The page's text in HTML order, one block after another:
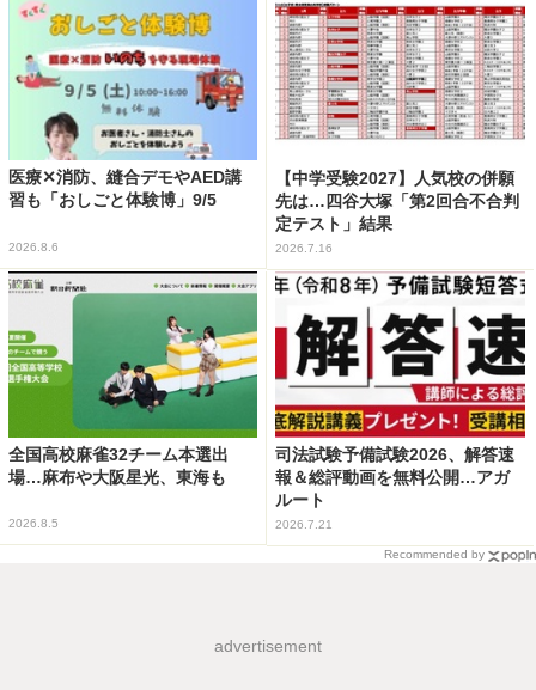
医療✕消防、縫合デモやAED講
習も「おしごと体験博」9/5
2026.8.6
【中学受験2027】人気校の併願
先は…四谷大塚「第2回合不合判
定テスト」結果
2026.7.16
全国高校麻雀32チーム本選出
場…麻布や大阪星光、東海も
2026.8.5
司法試験予備試験2026、解答速
報＆総評動画を無料公開…アガ
ルート
2026.7.21
Recommended by
advertisement